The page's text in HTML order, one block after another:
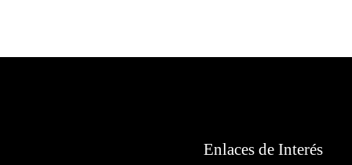
Enlaces de Interés